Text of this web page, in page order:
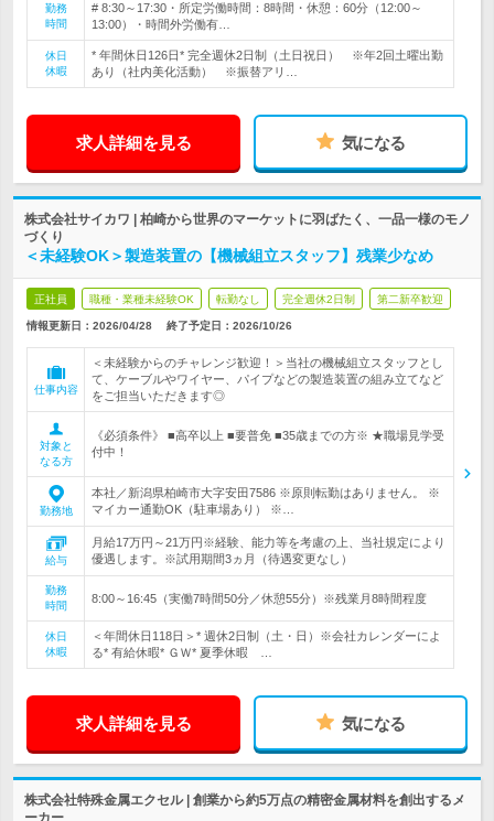
勤務
時間
# 8:30～17:30・所定労働時間：8時間・休憩：60分（12:00～
13:00）・時間外労働有…
休日
休暇
* 年間休日126日* 完全週休2日制（土日祝日） ※年2回土曜出勤
あり（社内美化活動） ※振替アリ…
求人詳細を見る 気になる
株式会社サイカワ | 柏崎から世界のマーケットに羽ばたく、一品一様のモノ
づくり
＜未経験OK＞製造装置の【機械組立スタッフ】残業少なめ
正社員 職種・業種未経験OK 転勤なし 完全週休2日制 第二新卒歓迎
情報更新日：2026/04/28 終了予定日： 2026/10/26
仕事内容
＜未経験からのチャレンジ歓迎！＞当社の機械組立スタッフとし
て、ケーブルやワイヤー、パイプなどの製造装置の組み立てなど
をご担当いただきます◎
対象と
なる方
《必須条件》 ■高卒以上 ■要普免 ■35歳までの方※ ★職場見学受
付中！
勤務地
本社／新潟県柏崎市大字安田7586 ※原則転勤はありません。 ※
マイカー通勤OK（駐車場あり） ※…
給与
月給17万円～21万円※経験、能力等を考慮の上、当社規定により
優遇します。※試用期間3ヵ月（待遇変更なし）
勤務
時間
8:00～16:45（実働7時間50分／休憩55分）※残業月8時間程度
休日
休暇
＜年間休日118日＞* 週休2日制（土・日）※会社カレンダーによ
る* 有給休暇* ＧＷ* 夏季休暇 …
求人詳細を見る 気になる
株式会社特殊金属エクセル | 創業から約5万点の精密金属材料を創出するメ
ーカー